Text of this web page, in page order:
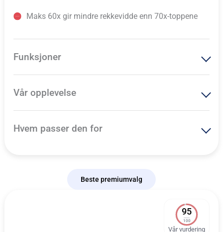
Maks 60x gir mindre rekkevidde enn 70x-toppene
Funksjoner
Vår opplevelse
Hvem passer den for
Beste premiumvalg
95
100
Vår vurdering